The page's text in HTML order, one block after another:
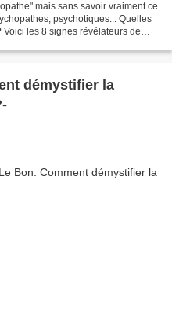
mais sans savoir vraiment ce
psychotiques... Quelles
les 8 signes révélateurs de
démystifier la